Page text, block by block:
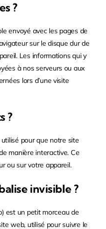
?
envoyé avec les pages de
sur le disque dur de
Les informations qui y
à nos serveurs ou aux
lors d’une visite
?
pour que notre site
manière interactive. Ce
ou sur votre appareil.
invisible ?
est un petit morceau de
web, utilisé pour suivre le